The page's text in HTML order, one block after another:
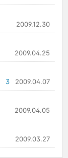
2009.12.30
2009.04.25
2009.04.07
3
2009.04.05
2009.03.27